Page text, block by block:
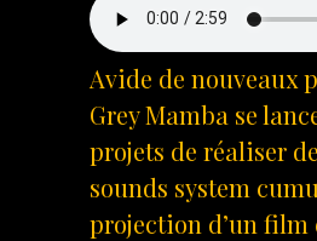
Avide de nouveaux
Grey Mamba se
projets de réaliser
sounds system
projection d’un film